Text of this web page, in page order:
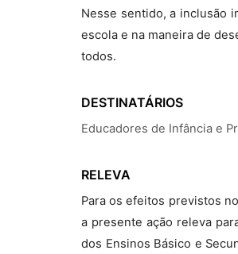
Nesse sentido, a inclusão
escola e na maneira de
todos.
DESTINATÁRIOS
Educadores de Infância e
RELEVA
Para os efeitos previstos
a presente ação releva
dos Ensinos Básico e